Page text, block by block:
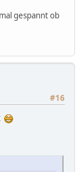
gespannt ob
#16